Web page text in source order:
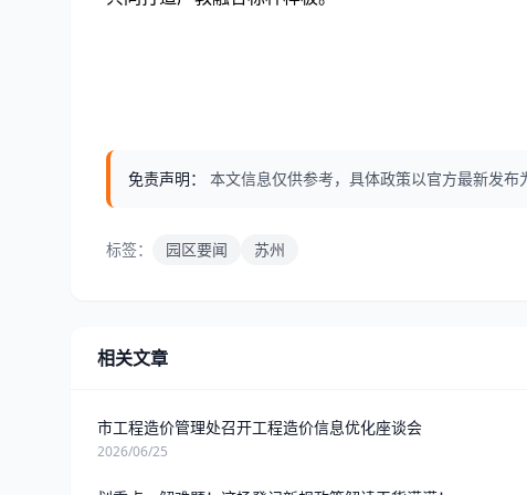
免责声明： 本文信息仅供参考，具体政策以官方最新发布
标签： 园区要闻 苏州
相关文章
市工程造价管理处召开工程造价信息优化座谈会
2026/06/25